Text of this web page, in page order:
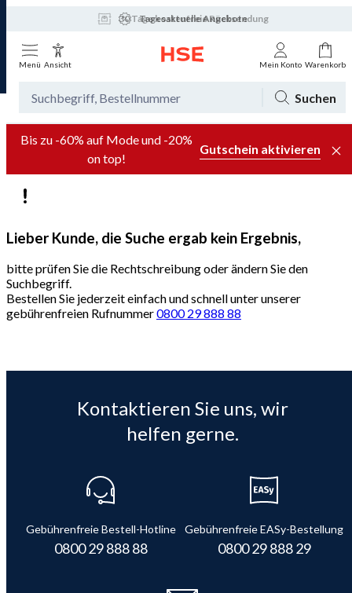
30 Tage kostenfreie Rücksendung
Tagesaktuelle Angebote
Menü Ansicht Mein Konto Warenkorb
Suchen
Bis zu -60% auf Mode und -20%
on top!
Gutschein aktivieren
Lieber Kunde, die Suche ergab kein Ergebnis,
bitte prüfen Sie die Rechtschreibung oder ändern Sie den
Suchbegriff.
Bestellen Sie jederzeit einfach und schnell unter unserer
gebührenfreien Rufnummer0800 29 888 88
Kontaktieren Sie uns, wir
helfen gerne.
Gebührenfreie Bestell-Hotline
0800 29 888 88
Gebührenfreie EASy-Bestellung
0800 29 888 29